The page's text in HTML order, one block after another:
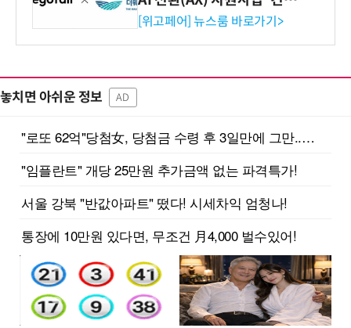
시엄 선정
[위고페어] 뉴스룸 바로가기>
놓치면 아쉬운 정보 AD